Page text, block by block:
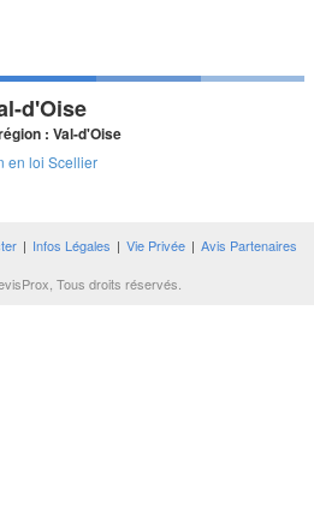
d'Oise
: Val-d'Oise
en loi Scellier
| Infos Légales | Vie Privée | Avis Partenaires
Tous droits réservés.